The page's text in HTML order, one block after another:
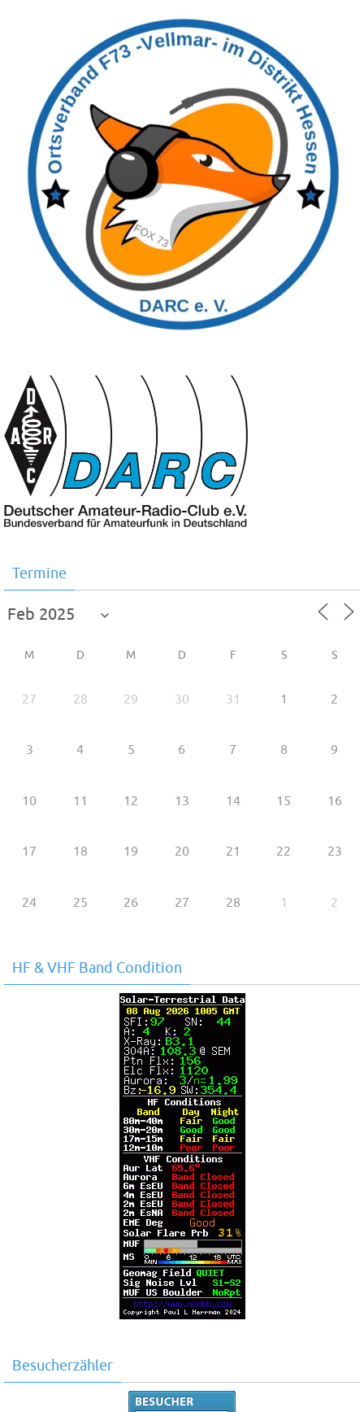
Termine
M D M D F S S
27 28 29 30 31 1 2
3 4 5 6 7 8 9
10 11 12 13 14 15 16
17 18 19 20 21 22 23
24 25 26 27 28 1 2
HF & VHF Band Condition
Besucherzähler